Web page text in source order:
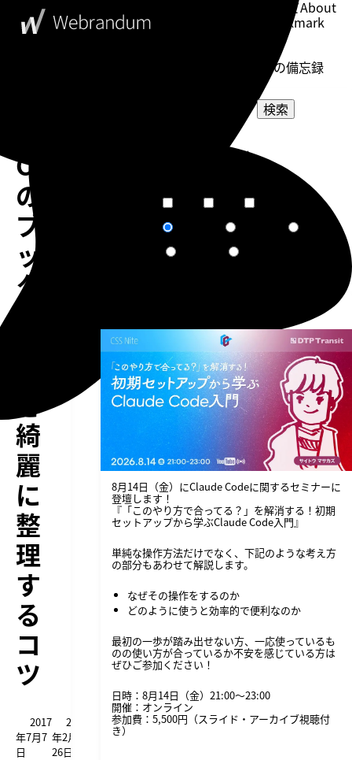
このブログについてAbout
Bookmark
ウェブデザイナーの備忘録
Chrome
の
ブ
ッ
ク
を
綺
麗
に
整
理
す
る
コ
ツ
2017
年7月7
日
2019
年2月
26日
検索
選択してください
8月14日（金）にClaude Codeに関するセミナーに
登壇します！
『「このやり方で合ってる？」を解消する！初期
セットアップから学ぶClaude Code入門』
単純な操作方法だけでなく、下記のような考え方
の部分もあわせて解説します。
なぜその操作をするのか
どのように使うと効率的で便利なのか
最初の一歩が踏み出せない方、一応使っているも
のの使い方が合っているか不安を感じている方は
ぜひご参加ください！
日時：8月14日（金）21:00〜23:00
開催：オンライン
参加費：5,500円（スライド・アーカイブ視聴付
き）